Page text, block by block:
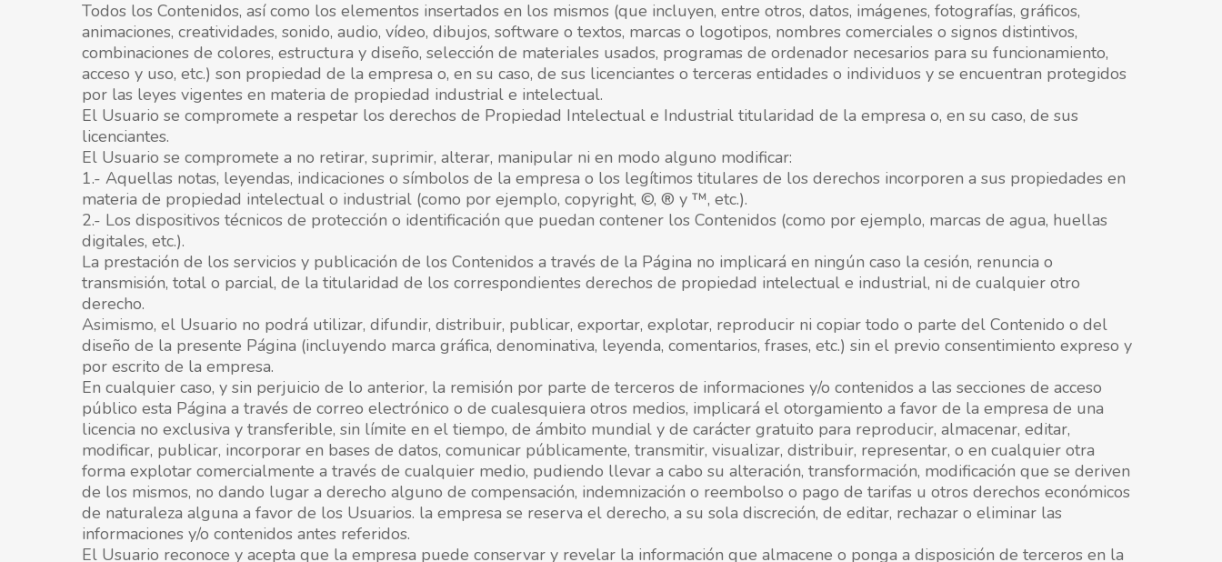
Todos los Contenidos, así como los elementos insertados en los mismos (que incluyen, entre otros, datos, imágenes, fotografías, gráficos,
animaciones, creatividades, sonido, audio, vídeo, dibujos, software o textos, marcas o logotipos, nombres comerciales o signos distintivos,
combinaciones de colores, estructura y diseño, selección de materiales usados, programas de ordenador necesarios para su funcionamiento,
acceso y uso, etc.) son propiedad de la empresa o, en su caso, de sus licenciantes o terceras entidades o individuos y se encuentran protegidos
por las leyes vigentes en materia de propiedad industrial e intelectual.
El Usuario se compromete a respetar los derechos de Propiedad Intelectual e Industrial titularidad de la empresa o, en su caso, de sus
licenciantes.
El Usuario se compromete a no retirar, suprimir, alterar, manipular ni en modo alguno modificar:
1.- Aquellas notas, leyendas, indicaciones o símbolos de la empresa o los legítimos titulares de los derechos incorporen a sus propiedades en
materia de propiedad intelectual o industrial (como por ejemplo, copyright, ©, ® y ™, etc.).
2.- Los dispositivos técnicos de protección o identificación que puedan contener los Contenidos (como por ejemplo, marcas de agua, huellas
digitales, etc.).
La prestación de los servicios y publicación de los Contenidos a través de la Página no implicará en ningún caso la cesión, renuncia o
transmisión, total o parcial, de la titularidad de los correspondientes derechos de propiedad intelectual e industrial, ni de cualquier otro
derecho.
Asimismo, el Usuario no podrá utilizar, difundir, distribuir, publicar, exportar, explotar, reproducir ni copiar todo o parte del Contenido o del
diseño de la presente Página (incluyendo marca gráfica, denominativa, leyenda, comentarios, frases, etc.) sin el previo consentimiento expreso y
por escrito de la empresa.
En cualquier caso, y sin perjuicio de lo anterior, la remisión por parte de terceros de informaciones y/o contenidos a las secciones de acceso
público esta Página a través de correo electrónico o de cualesquiera otros medios, implicará el otorgamiento a favor de la empresa de una
licencia no exclusiva y transferible, sin límite en el tiempo, de ámbito mundial y de carácter gratuito para reproducir, almacenar, editar,
modificar, publicar, incorporar en bases de datos, comunicar públicamente, transmitir, visualizar, distribuir, representar, o en cualquier otra
forma explotar comercialmente a través de cualquier medio, pudiendo llevar a cabo su alteración, transformación, modificación que se deriven
de los mismos, no dando lugar a derecho alguno de compensación, indemnización o reembolso o pago de tarifas u otros derechos económicos
de naturaleza alguna a favor de los Usuarios. la empresa se reserva el derecho, a su sola discreción, de editar, rechazar o eliminar las
informaciones y/o contenidos antes referidos.
El Usuario reconoce y acepta que la empresa puede conservar y revelar la información que almacene o ponga a disposición de terceros en la